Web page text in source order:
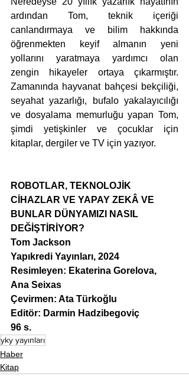
ardından Tom, teknik içeriği
canlandırmaya ve bilim hakkında
öğrenmekten keyif almanın yeni
yollarını yaratmaya yardımcı olan
zengin hikayeler ortaya çıkarmıştır.
Zamanında hayvanat bahçesi bekçiliği,
seyahat yazarlığı, bufalo yakalayıcılığı
ve dosyalama memurluğu yapan Tom,
şimdi yetişkinler ve çocuklar için
kitaplar, dergiler ve TV için yazıyor.
ROBOTLAR, TEKNOLOJİK
CİHAZLAR VE YAPAY ZEKÂ VE
BUNLAR DÜNYAMIZI NASIL
DEĞİŞTİRİYOR?
Tom Jackson
Yapıkredi Yayınları, 2024
Resimleyen: Ekaterina Gorelova,
Ana Seixas
Çevirmen: Ata Türkoğlu
Editör: Darmin Hadzibegoviç
96 s.
yky yayınları
Haber
Kitap